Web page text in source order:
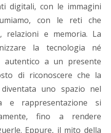
digitali, con le immagini
con le reti che
relazioni e memoria. La
la tecnologia né
autentico a un presente
di riconoscere che la
uno spazio nel
e rappresentazione si
fino a rendere
Eppure, il mito della